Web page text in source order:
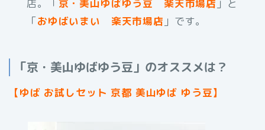
店。「京・美山ゆばゆう豆 楽天市場店 」と
「おゆばいまい 楽天市場店 」です。
「京・美山ゆばゆう豆」のオススメは？
【ゆば お試しセット 京都 美山ゆば ゆう豆】